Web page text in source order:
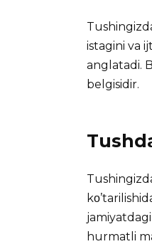
istagini va
anglatadi.
belgisidir.
jamiyatdagi
hurmatli